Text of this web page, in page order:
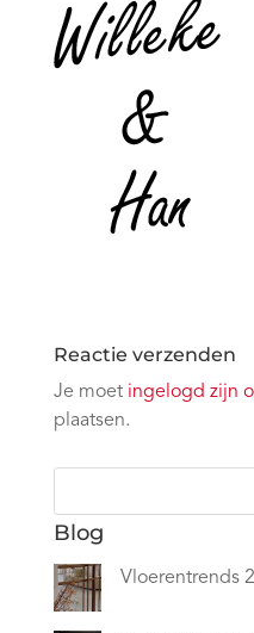
Reactie verzenden
Je moet ingelogd zijn
plaatsen.
Blog
Vloerentrends